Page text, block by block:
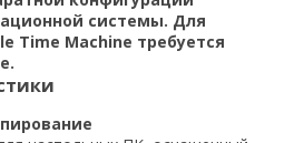
системы. Для
Time Machine требуется